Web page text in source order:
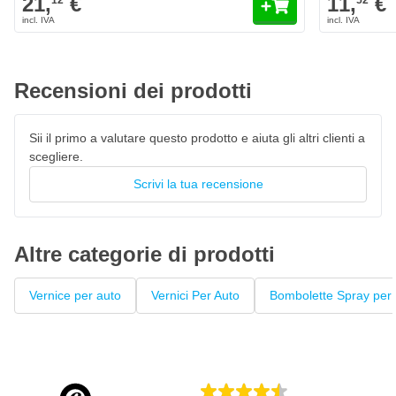
Vernice per auto ad asciugatura rapida, resistente al 100% ai
colori
Questo fondo può essere verniciato con
Recensioni dei prodotti
Sii il primo a valutare questo prodotto e aiuta gli altri clienti a
scegliere.
Scrivi la tua recensione
Altre categorie di prodotti
Vernice per auto Vernici Per Auto Bombolette Spray per